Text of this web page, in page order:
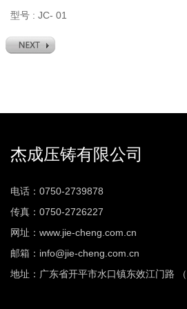
型号 : JC- 01
杰成压铸有限公司
电话：0750-2739878
传真：0750-2726227
网址：www.jie-cheng.com.cn
邮箱：info@jie-cheng.com.cn
地址：广东省开平市水口镇东效江门路 （